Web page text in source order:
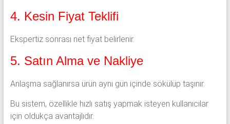
4. Kesin Fiyat Teklifi
Ekspertiz sonrası net fiyat belirlenir.
5. Satın Alma ve Nakliye
Anlaşma sağlanırsa ürün aynı gün içinde sökülüp taşınır.
Bu sistem, özellikle hızlı satış yapmak isteyen kullanıcılar
için oldukça avantajlıdır.